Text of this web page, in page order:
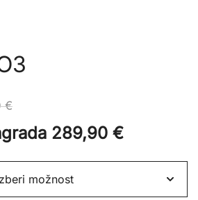
€
289,90 €